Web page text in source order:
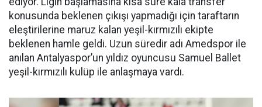
konusunda beklenen çıkışı yapmadığı için taraftarın
eleştirilerine maruz kalan yeşil-kırmızılı ekipte
beklenen hamle geldi. Uzun süredir adı Amedspor ile
anılan Antalyaspor’un yıldız oyuncusu Samuel Ballet
yeşil-kırmızılı kulüp ile anlaşmaya vardı.